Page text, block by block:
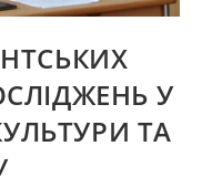
У
ТА